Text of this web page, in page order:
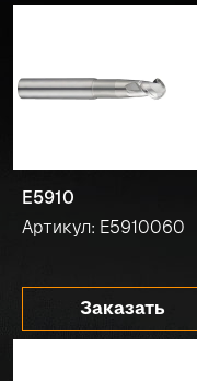
E5910
Артикул: E5910060
Заказать